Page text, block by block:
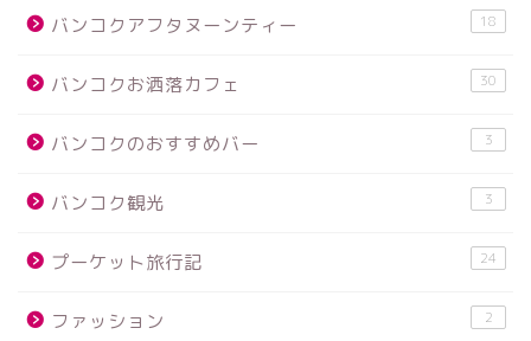
バンコクアフタヌーンティー 18
バンコクお洒落カフェ 30
バンコクのおすすめバー 3
バンコク観光 3
プーケット旅行記 24
ファッション 2